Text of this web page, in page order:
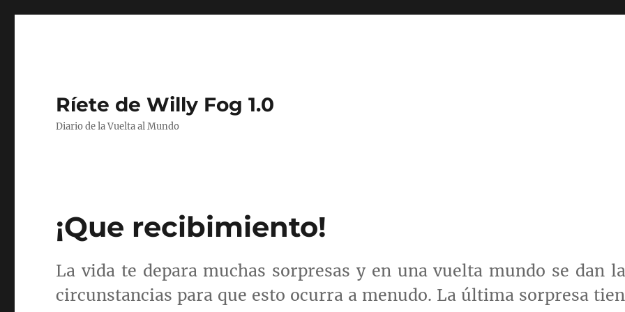
Ríete de Willy Fog 1.0
Diario de la Vuelta al Mundo
¡Que recibimiento!
La vida te depara muchas sorpresas y en una vuelta mundo se dan
circunstancias para que esto ocurra a menudo. La última sorpresa